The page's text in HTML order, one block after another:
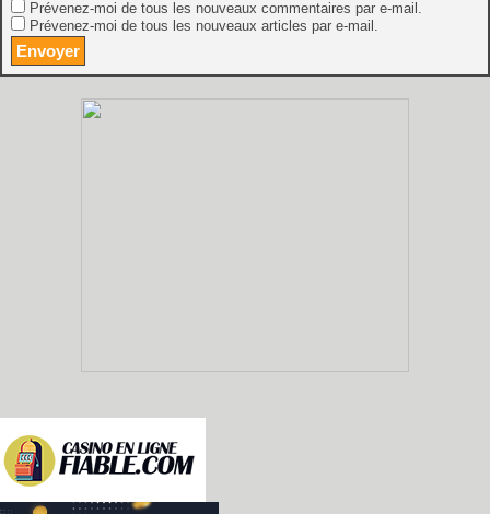
Prévenez-moi de tous les nouveaux commentaires par e-mail.
Prévenez-moi de tous les nouveaux articles par e-mail.